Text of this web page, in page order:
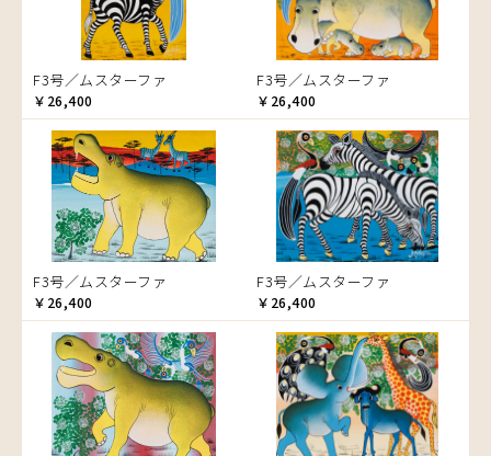
キリン
キリマンジャロ
孔雀
サイ
魚の群れ
桜
サル
シマウマ
ゾウ
タンザニア
タンザニアの女性
チーター
蝶
チンパンジー
動物たち
鳥
アブー
アブダラ
アマニ
アミナータ
アリー
アルバー
イッサ
イディー
エミリアス
エレナ
オマリー
シャハ
シャバーニ
ジャリブーニ
スフィアー二
ズベリ
スライディ（スライドゥ）
ゼナ
セフ
マジドゥ
マブサ
マリキータ
マルチナ
マワゾ
マングラ
ミムス
ムクラ
ムクンバ
ムスターファ
ムチサ
ムッサ
ムブカ
ムロペ
ムワツカ
ムワメディ
ヤフィドゥ
ラシッド.ムズグノ
ラシディ
ルーカス
ルブニ
レイモンド
ロジャー
F3号／ムスターファ
￥26,400
F3号／ムスターファ
￥26,400
F3号／ムスターファ
￥26,400
F3号／ムスターファ
￥26,400